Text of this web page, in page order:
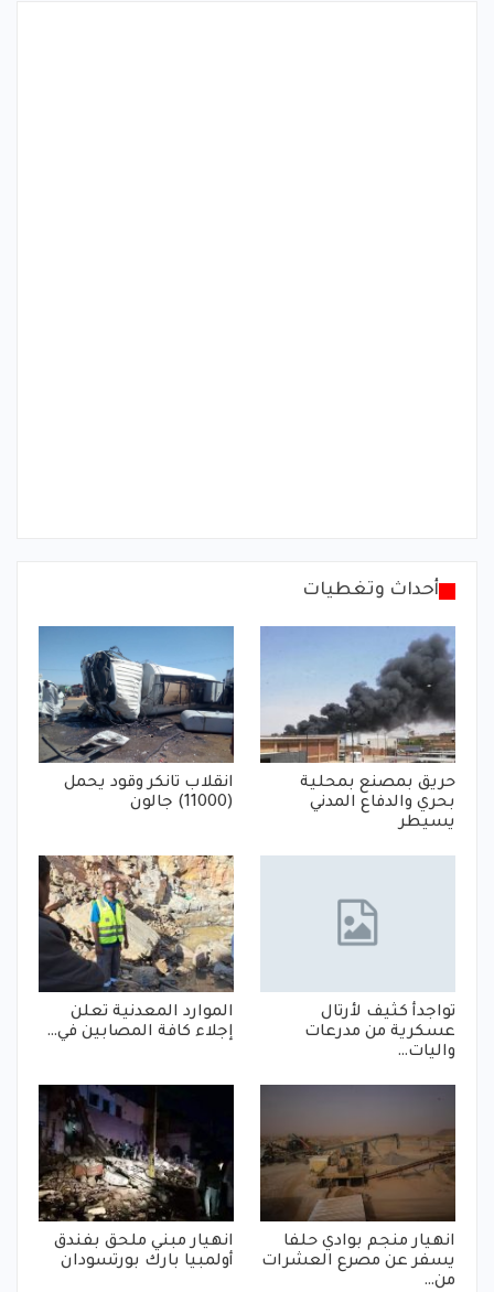
أحداث وتغطيات
حريق بمصنع بمحلية
بحري والدفاع المدني
يسيطر
انقلاب تانكر وقود يحمل
(11000) جالون
تواجدأ كثيف لأرتال
عسكرية من مدرعات
واليات…
الموارد المعدنية تعلن
إجلاء كافة المصابين في…
انهيار منجم بوادي حلفا
يسفر عن مصرع العشرات
من…
انهيار مبني ملحق بفندق
أولمبيا بارك بورتسودان